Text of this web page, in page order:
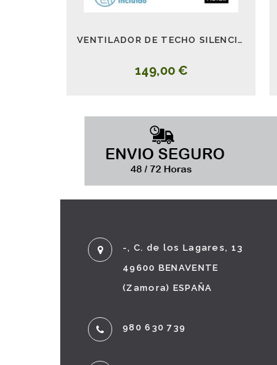
VENTILADOR DE TECHO SILENCIOSO CON LUZ BLANCO TURIA
149,00 €
-, C. de los Lagares, 13
49600 BENAVENTE
(Zamora) ESPAÑA
980 630 739